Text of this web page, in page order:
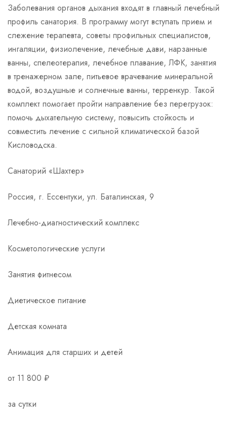
Заболевания органов дыхания входят в главный лечебный
профиль санатория. В программу могут вступать прием и
слежение терапевта, советы профильных специалистов,
ингаляции, физиолечение, лечебные дави, нарзанные
ванны, спелеотерапия, лечебное плавание, ЛФК, занятия
в тренажерном зале, питьевое врачевание минеральной
водой, воздушные и солнечные ванны, терренкур. Такой
комплект помогает пройти направление без перегрузок:
помочь дыхательную систему, повысить стойкость и
совместить лечение с сильной климатической базой
Кисловодска.
Санаторий «Шахтер»
Россия, г. Ессентуки, ул. Баталинская, 9
Лечебно-диагностический комплекс
Косметологические услуги
Занятия фитнесом
Диетическое питание
Детская комната
Анимация для старших и детей
от 11 800 ₽
за сутки